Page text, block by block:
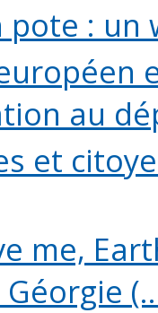
pote : un
au
et
me,